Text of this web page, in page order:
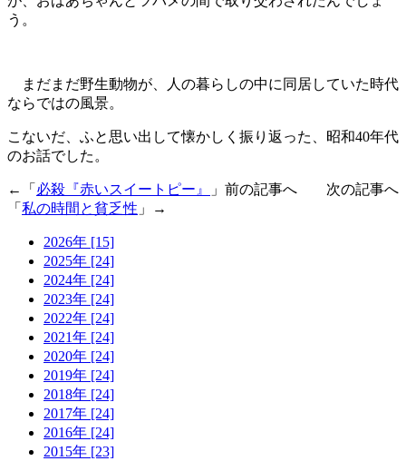
う。
まだまだ野生動物が、人の暮らしの中に同居していた時代
ならではの風景。
こないだ、ふと思い出して懐かしく振り返った、昭和40年代
のお話でした。
←「 必殺『赤いスイートピー』
」前の記事へ 次の記事へ
「 私の時間と貧乏性 」→
2026年 [15]
2025年 [24]
2024年 [24]
2023年 [24]
2022年 [24]
2021年 [24]
2020年 [24]
2019年 [24]
2018年 [24]
2017年 [24]
2016年 [24]
2015年 [23]